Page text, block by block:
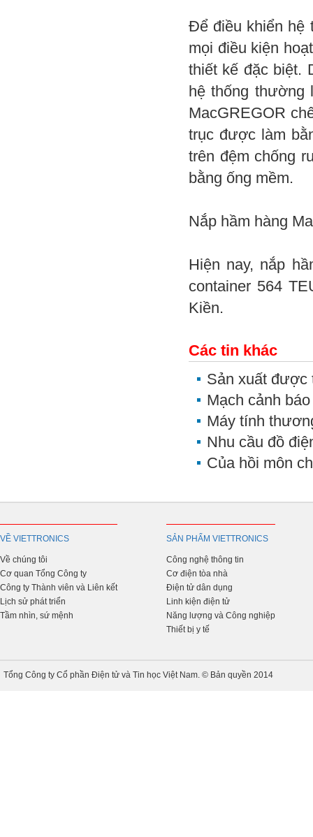
Để điều khiển hệ
mọi điều kiện
thiết kế đặc biệt.
hệ thống thường
MacGREGOR
trục được làm
trên đệm chống
bằng ống mềm.
Nắp hầm hàng
Hiện nay, nắp
container 564
Kiền.
Các tin khác
Sản xuất được
Mạch cảnh
Máy tính
Nhu cầu đồ
Của hồi môn
VỀ VIETTRONICS
Về chúng tôi
Cơ quan Tổng Công ty
Công ty Thành viên và Liên kết
Lịch sử phát triển
Tầm nhìn, sứ mệnh
SẢN PHẨM VIETTRONICS
Công nghệ thông tin
Cơ điện tòa nhà
Điện tử dân dụng
Linh kiện điện tử
Năng lượng và Công nghiệp
Thiết bị y tế
Tổng Công ty Cổ phần Điện tử và Tin học Việt Nam. © Bản quyền 2014